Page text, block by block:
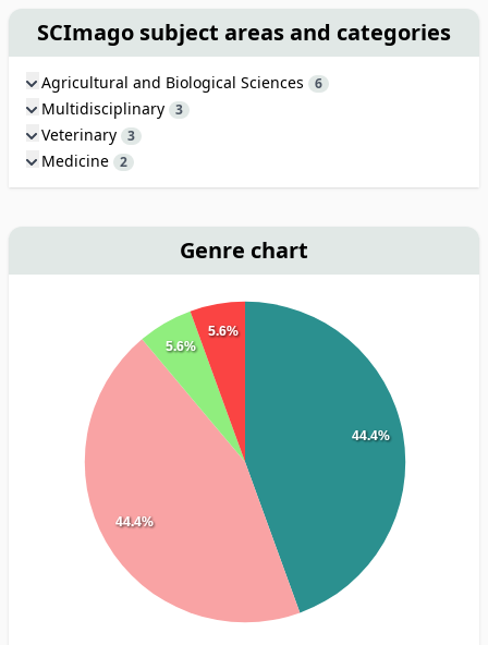
SCImago subject areas and categories
Agricultural and Biological Sciences 6
Multidisciplinary 3
Veterinary 3
Medicine 2
Genre chart
44.4%
44.4%
5.6%
5.6%